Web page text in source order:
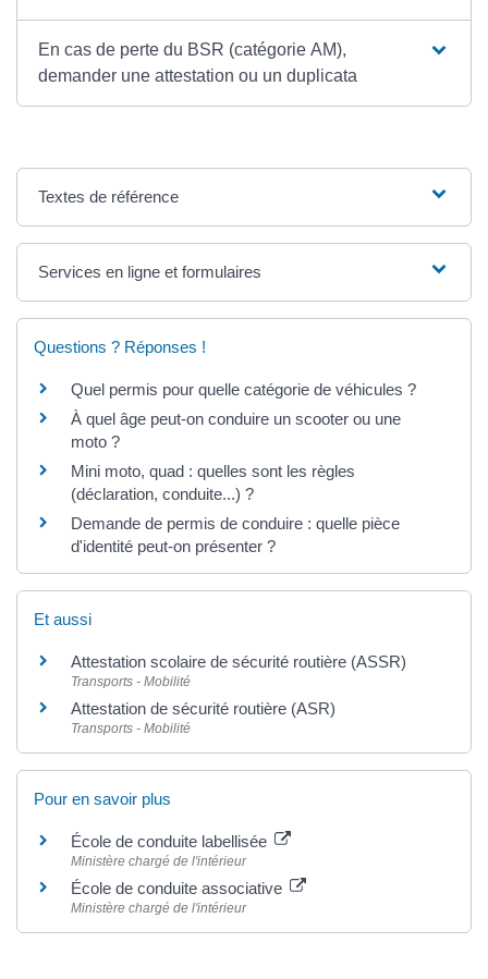
En cas de perte du BSR (catégorie AM),
demander une attestation ou un duplicata
Textes de référence
Services en ligne et formulaires
Questions ? Réponses !
Quel permis pour quelle catégorie de véhicules ?
À quel âge peut-on conduire un scooter ou une
moto ?
Mini moto, quad : quelles sont les règles
(déclaration, conduite...) ?
Demande de permis de conduire : quelle pièce
d'identité peut-on présenter ?
Et aussi
Attestation scolaire de sécurité routière (ASSR)
Transports - Mobilité
Attestation de sécurité routière (ASR)
Transports - Mobilité
Pour en savoir plus
École de conduite labellisée
Ministère chargé de l'intérieur
École de conduite associative
Ministère chargé de l'intérieur